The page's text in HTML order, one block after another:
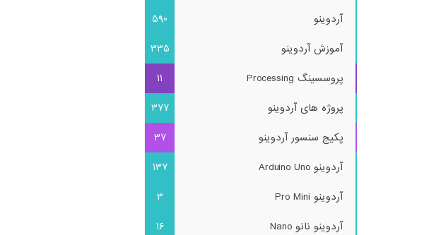
آردوینو
590
آموزش آردوینو
335
پروسسینگ Processing
11
پروژه های آردوینو
377
پکیج سنسور آردوینو
37
آردوینو Arduino Uno
137
آردوینو Pro Mini
3
آردوینو نانو Nano
16